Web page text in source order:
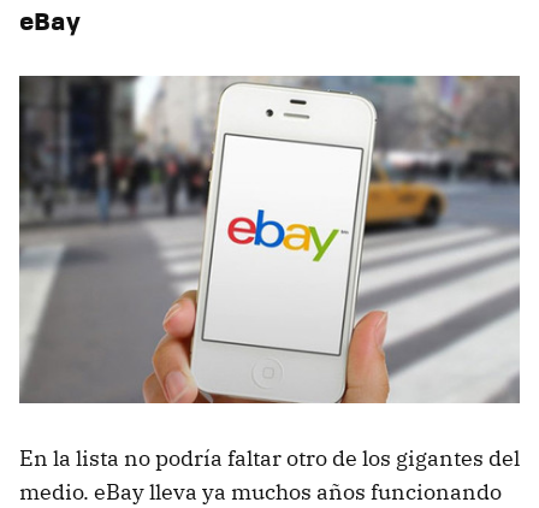
eBay
En la lista no podría faltar otro de los gigantes del
medio. eBay lleva ya muchos años funcionando